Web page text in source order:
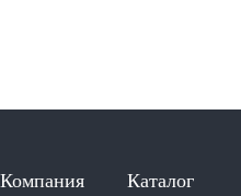
Компания Каталог